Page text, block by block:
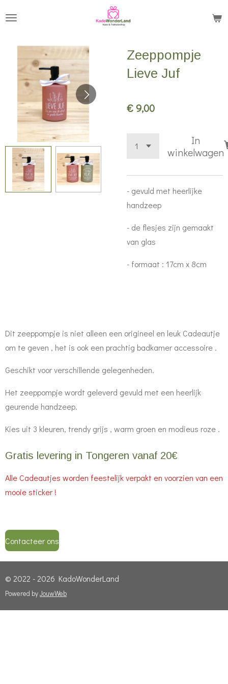
hoofdinhoud
Zeeppompje
Lieve Juf
€ 9,00
In
winkelwagen
- gevuld met heerlijke
handzeep
- de flesjes zijn gemaakt
van glas
- formaat : 17cm x 8cm
Dit zeeppompje is niet alleen een origineel en leuk Cadeautje
om te geven , het is ook een prachtig badkamer accessoire .
Geschikt voor verschillende gelegenheden.
Het zeeppompje wordt geleverd gevuld met een heerlijk
geurende handzeep.
Kies uit 3 kleuren, trendy grijs , warm groen en modieus roze .
Gratis levering in Tongeren vanaf 20€
Alle Cadeautjes worden feestelijk verpakt en voorzien van een
mooie sticker !
Contacteer ons
© 2022 - 2026 KadoWonderLand
Powered byJouwWeb